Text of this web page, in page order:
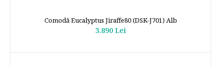
Comodă Eucalyptus Jiraffe80 (DSK-J701) Alb
3.890 Lei